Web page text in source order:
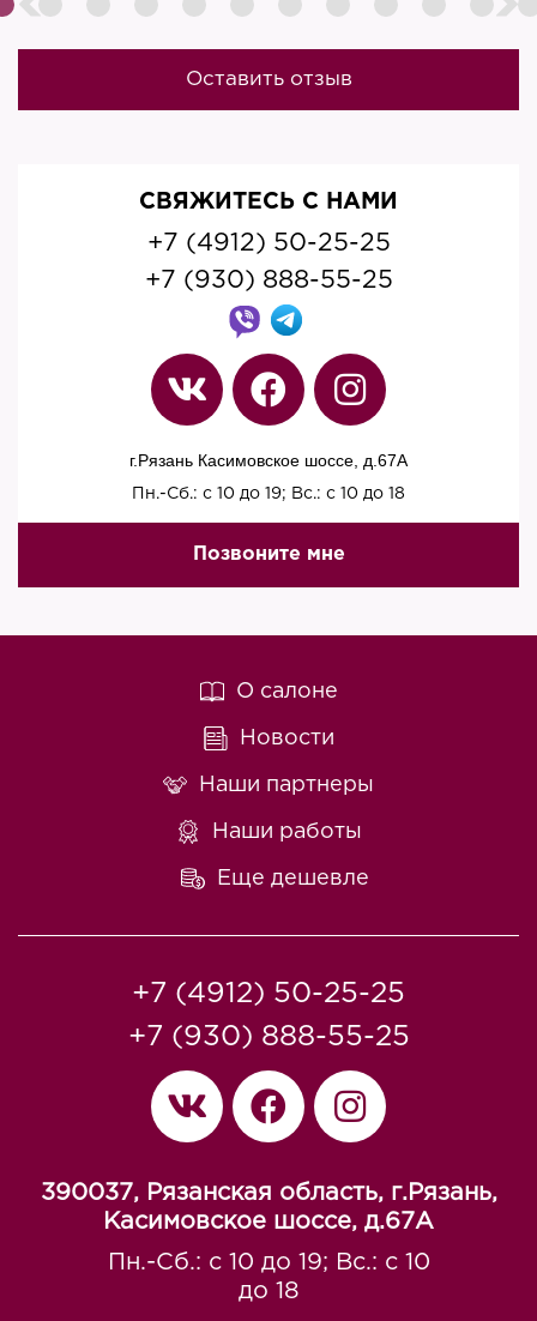
Оставить отзыв
СВЯЖИТЕСЬ С НАМИ
+7 (4912) 50-25-25
+7 (930) 888-55-25
г.Рязань Касимовское шоссе, д.67A
Пн.-Сб.: с 10 до 19; Вс.: с 10 до 18
Позвоните мне
О салоне
Новости
Наши партнеры
Наши работы
Еще дешевле
+7 (4912) 50-25-25
+7 (930) 888-55-25
390037, Рязанская область, г.Рязань,
Касимовское шоссе, д.67A
Пн.-Сб.: с 10 до 19; Вс.: с 10
до 18